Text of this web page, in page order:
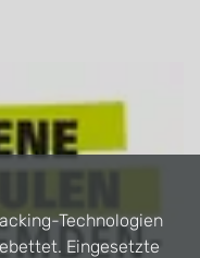
Technologien
Eingesetzte